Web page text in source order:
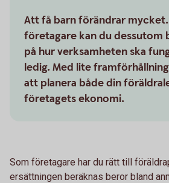
Att få barn förändrar
företagare kan du dessutom
på hur verksamheten ska
ledig. Med lite
att planera både din
företagets ekonomi.
Som företagare har du rätt till
ersättningen beräknas beror bland